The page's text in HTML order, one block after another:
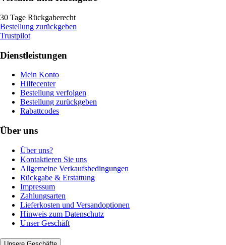
30 Tage Rückgaberecht
Bestellung zurückgeben
Trustpilot
Dienstleistungen
Mein Konto
Hilfecenter
Bestellung verfolgen
Bestellung zurückgeben
Rabattcodes
Über uns
Über uns?
Kontaktieren Sie uns
Allgemeine Verkaufsbedingungen
Rückgabe & Erstattung
Impressum
Zahlungsarten
Lieferkosten und Versandoptionen
Hinweis zum Datenschutz
Unser Geschäft